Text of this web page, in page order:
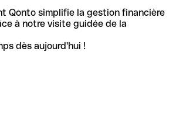
Qonto simplifie la gestion financière
à notre visite guidée de la
dès aujourd'hui !